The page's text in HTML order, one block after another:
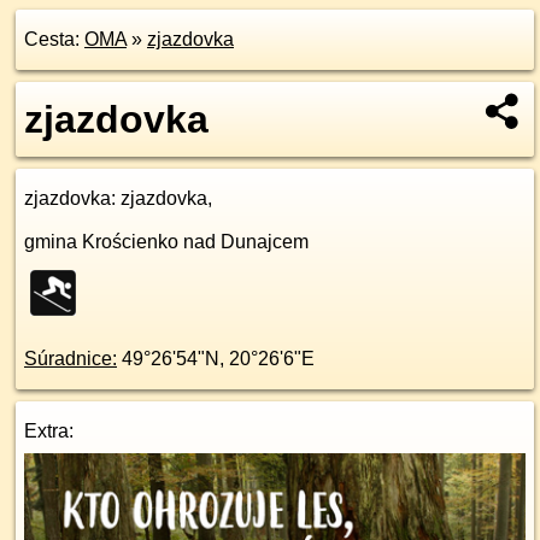
Cesta: OMA» zjazdovka
zjazdovka
zjazdovka: zjazdovka,
gmina Krościenko nad Dunajcem
Súradnice: 49°26'54"N , 20°26'6"E
Extra: